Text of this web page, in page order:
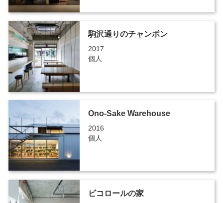
駒沢通りのチャンポン
2017
個人
Ono-Sake Warehouse
2016
個人
ビコロールの家